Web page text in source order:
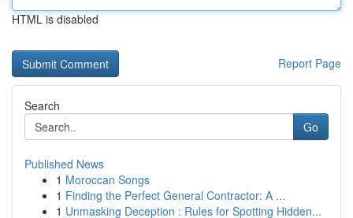
HTML is disabled
Report Page
Search
Go
Published News
1 Moroccan Songs
1 Finding the Perfect General Contractor: A ...
1 Unmasking Deception : Rules for Spotting Hidden...